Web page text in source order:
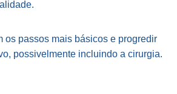
os passos mais básicos e progredir
possivelmente incluindo a cirurgia.